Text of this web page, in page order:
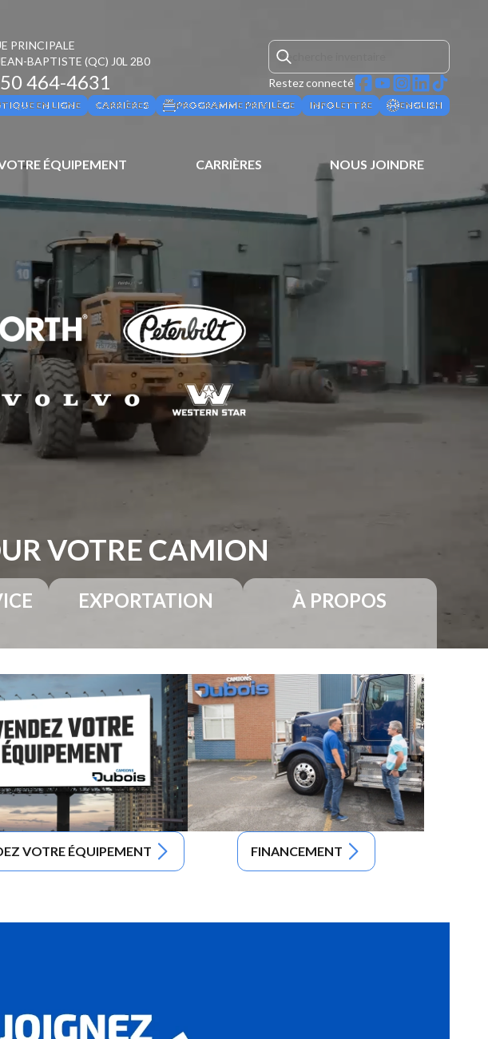
PRINCIPALE
BAPTISTE (QC) J0L 2B0
464-4631 Restez connecté
EN LIGNE CARRIÈRES PROGRAMME PRIVILÈGE INFOLETTRE ENGLISH
ÉQUIPEMENT CARRIÈRES NOUS JOINDRE
VOTRE CAMION
EXPORTATION À PROPOS
VOTRE ÉQUIPEMENT FINANCEMENT